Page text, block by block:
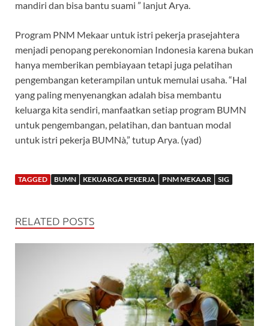
mandiri dan bisa bantu suami ” lanjut Arya.
Program PNM Mekaar untuk istri pekerja prasejahtera
menjadi penopang perekonomian Indonesia karena bukan
hanya memberikan pembiayaan tetapi juga pelatihan
pengembangan keterampilan untuk memulai usaha. “Hal
yang paling menyenangkan adalah bisa membantu
keluarga kita sendiri, manfaatkan setiap program BUMN
untuk pengembangan, pelatihan, dan bantuan modal
untuk istri pekerja BUMNà,” tutup Arya. (yad)
TAGGED BUMN KEKUARGA PEKERJA PNM MEKAAR SIG
RELATED POSTS